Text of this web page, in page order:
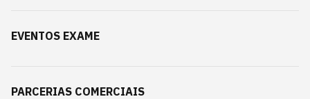
EVENTOS EXAME
PARCERIAS COMERCIAIS